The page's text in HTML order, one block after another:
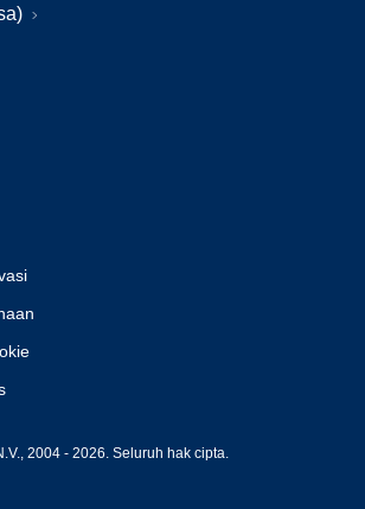
2004 - 2026. Seluruh hak cipta.